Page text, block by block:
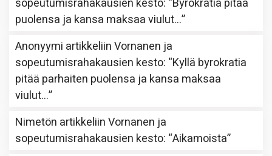
sopeutumisrahakausien kesto: “Byrokratia pitää
puolensa ja kansa maksaa viulut…”
Anonyymi artikkeliinVornanen ja
sopeutumisrahakausien kesto: “Kyllä byrokratia
pitää parhaiten puolensa ja kansa maksaa
viulut…”
Nimetön artikkeliinVornanen ja
sopeutumisrahakausien kesto: “Aikamoista”